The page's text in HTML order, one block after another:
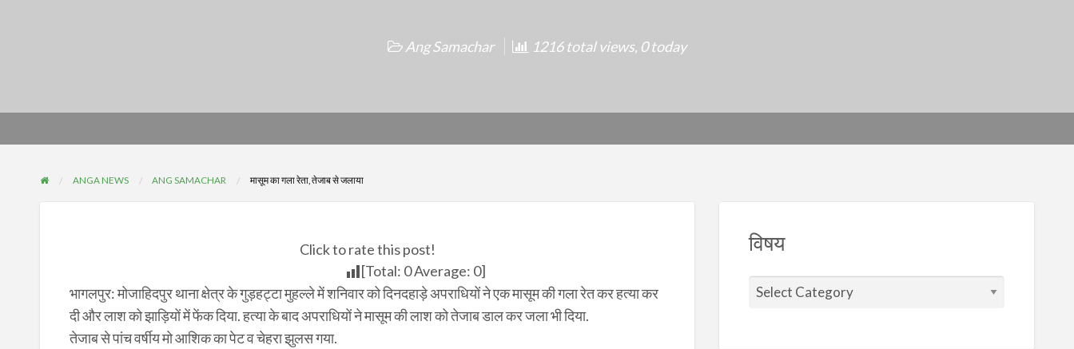
Ang Samachar 1216 total views, 0 today
ANGA NEWS ANG SAMACHAR मासूम का गला रेता, तेजाब से जलाया
Click to rate this post!
[Total: 0Average: 0]
भागलपुर: मोजाहिदपुर थाना क्षेत्र के गुड़हट्टा मुहल्ले में शनिवार को दिनदहाड़े अपराधियों ने एक मासूम की गला रेत कर हत्या कर
दी और लाश को झाड़ियों में फेंक दिया. हत्या के बाद अपराधियों ने मासूम की लाश को तेजाब डाल कर जला भी दिया.
तेजाब से पांच वर्षीय मो आशिक का पेट व चेहरा झुलस गया.
विषय